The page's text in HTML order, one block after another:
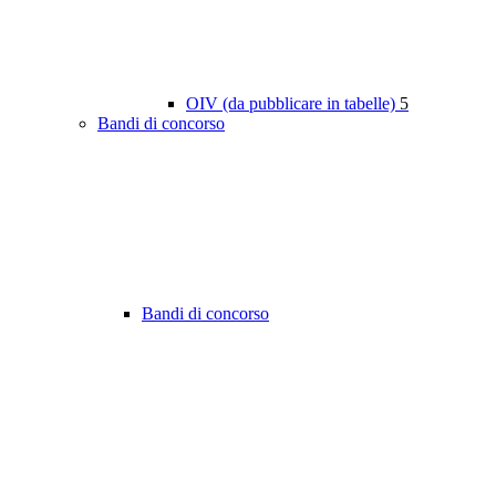
OIV (da pubblicare in tabelle) 5
Bandi di concorso
Bandi di concorso